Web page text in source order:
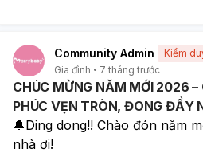
Community Admin
Kiểm
Gia đình
7 tháng trước
CHÚC MỪNG NĂM MỚI 2026 –
PHÚC VẸN TRÒN, ĐONG ĐẦY
🔔Ding dong!! Chào đón năm
nhà ơi!